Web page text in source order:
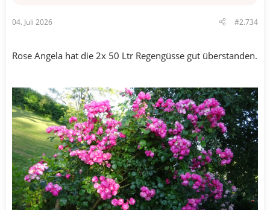
04. Juli 2026 #2.734
Rose Angela hat die 2x 50 Ltr Regengüsse gut überstanden.